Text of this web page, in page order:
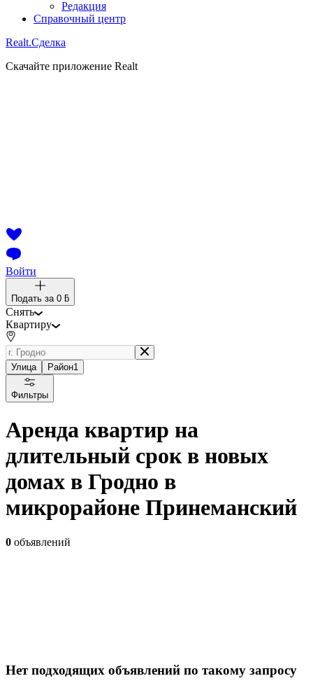
Редакция
Справочный центр
Realt.Сделка
Скачайте приложение Realt
Войти
Подать за 0 ƃ
Снять
Квартиру
Улица Район1
Фильтры
Аренда квартир на
длительный срок в новых
домах в Гродно в
микрорайоне Принеманский
0 объявлений
Нет подходящих объявлений по такому запросу